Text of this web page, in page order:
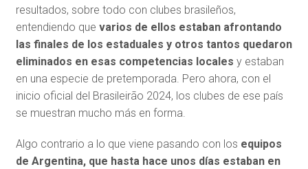
resultados, sobre todo con clubes brasileños,
entendiendo que varios de ellos estaban afrontando
las finales de los estaduales y otros tantos quedaron
eliminados en esas competencias locales y estaban
en una especie de pretemporada. Pero ahora, con el
inicio oficial del Brasileirão 2024, los clubes de ese país
se muestran mucho más en forma.
Algo contrario a lo que viene pasando con los equipos
de Argentina, que hasta hace unos días estaban en